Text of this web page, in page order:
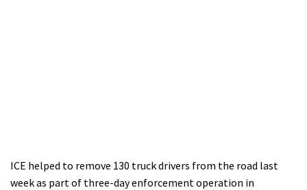
ICE helped to remove 130 truck drivers from the road last
week as part of three-day enforcement operation in